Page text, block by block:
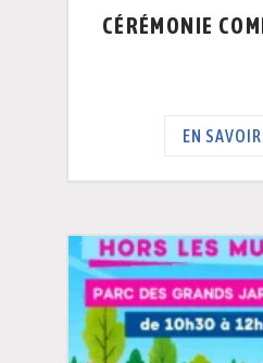
CÉRÉMONIE
EN